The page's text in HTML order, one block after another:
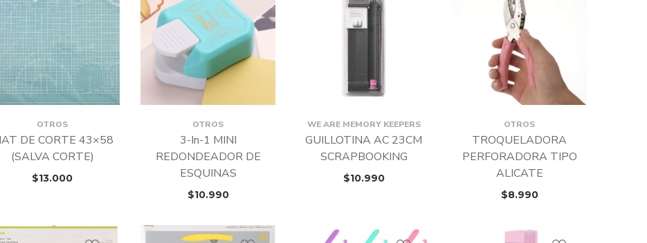
OTROS
DE CORTE 43×58
(SALVA CORTE)
$13.000
OTROS
3-In-1 MINI
REDONDEADOR DE
ESQUINAS
$10.990
WE ARE MEMORY KEEPERS
GUILLOTINA AC 23CM
SCRAPBOOKING
$10.990
OTROS
TROQUELADORA
PERFORADORA TIPO
ALICATE
$8.990